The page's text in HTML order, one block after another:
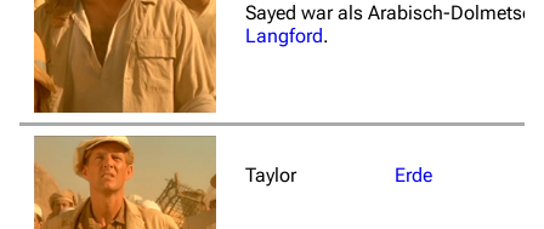
Sayed war als Arabisch-
Langford.
Taylor Erde